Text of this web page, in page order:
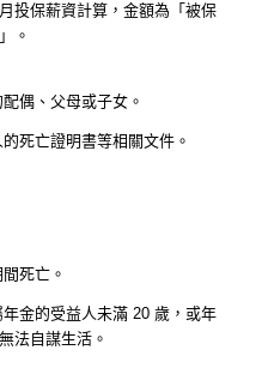
投保薪資計算，金額為「被保
。
偶、父母或子女。
死亡證明書等相關文件。
死亡。
金的受益人未滿 20 歲，或年
法自謀生活。